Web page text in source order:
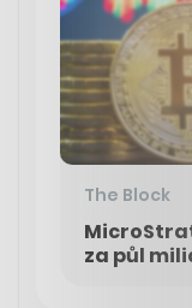
The Block
za půl